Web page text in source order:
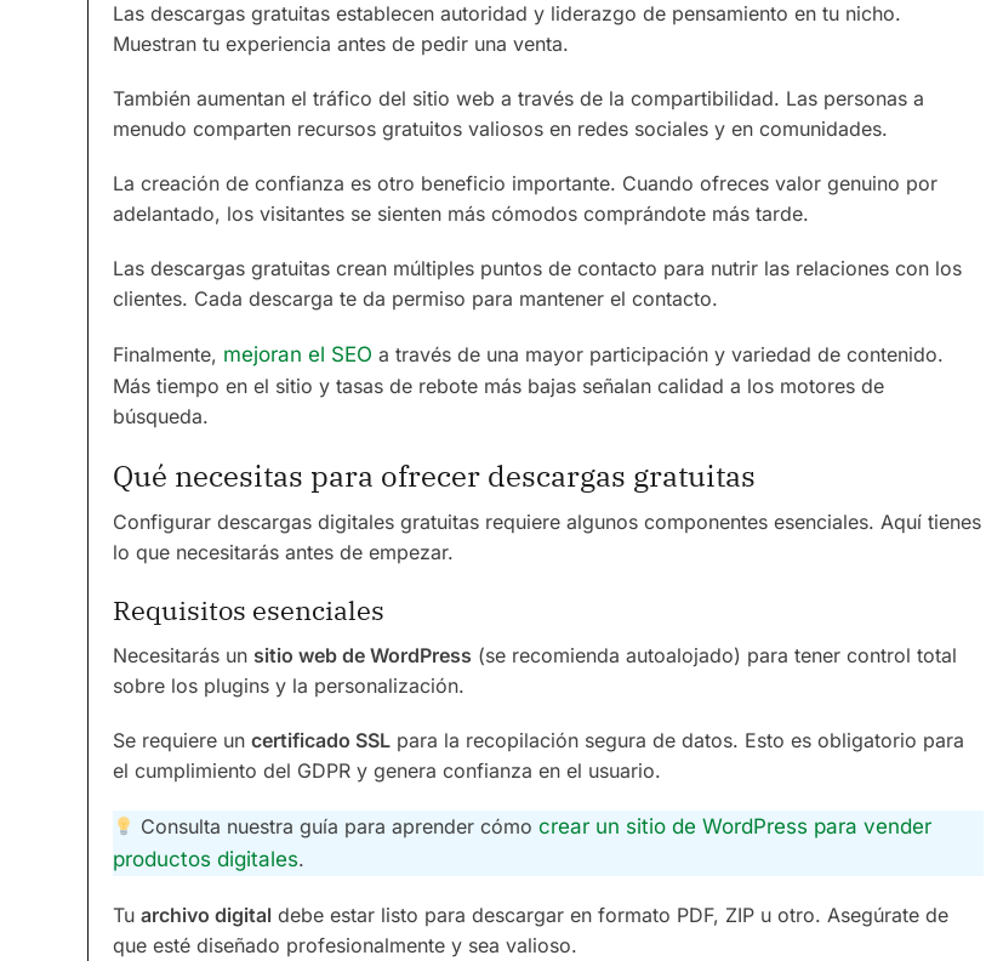
Las descargas gratuitas establecen autoridad y liderazgo de pensamiento en tu nicho.
Muestran tu experiencia antes de pedir una venta.
También aumentan el tráfico del sitio web a través de la compartibilidad. Las personas a
menudo comparten recursos gratuitos valiosos en redes sociales y en comunidades.
La creación de confianza es otro beneficio importante. Cuando ofreces valor genuino por
adelantado, los visitantes se sienten más cómodos comprándote más tarde.
Las descargas gratuitas crean múltiples puntos de contacto para nutrir las relaciones con los
clientes. Cada descarga te da permiso para mantener el contacto.
Finalmente, mejoran el SEO a través de una mayor participación y variedad de contenido.
Más tiempo en el sitio y tasas de rebote más bajas señalan calidad a los motores de
búsqueda.
Qué necesitas para ofrecer descargas gratuitas
Configurar descargas digitales gratuitas requiere algunos componentes esenciales. Aquí tienes
lo que necesitarás antes de empezar.
Requisitos esenciales
Necesitarás un sitio web de WordPress (se recomienda autoalojado) para tener control total
sobre los plugins y la personalización.
Se requiere un certificado SSL para la recopilación segura de datos. Esto es obligatorio para
el cumplimiento del GDPR y genera confianza en el usuario.
Consulta nuestra guía para aprender cómocrear un sitio de WordPress para vender
productos digitales.
Tu archivo digital debe estar listo para descargar en formato PDF, ZIP u otro. Asegúrate de
que esté diseñado profesionalmente y sea valioso.